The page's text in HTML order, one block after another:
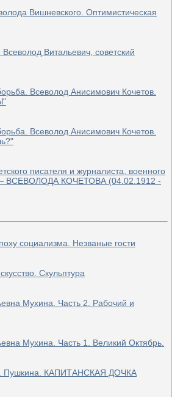
Вишневского. Оптимистическая
Витальевич, советский
Всеволод Анисимович Кочетов.
Всеволод Анисимович Кочетов.
писателя и журналиста, военного
— ВСЕВОЛОДА КОЧЕТОВА (04.02.1912 -
социализма. Незваные гости
Скульптура
Мухина. Часть 2. Рабочий и
Мухина. Часть 1. Великий Октябрь.
Пушкина. КАПИТАНСКАЯ ДОЧКА